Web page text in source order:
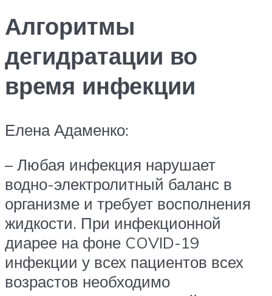
Алгоритмы
дегидратации во
время инфекции
Елена Адаменко:
– Любая инфекция нарушает
водно-электролитный баланс в
организме и требует восполнения
жидкости. При инфекционной
диарее на фоне COVID-19
инфекции у всех пациентов всех
возрастов необходимо